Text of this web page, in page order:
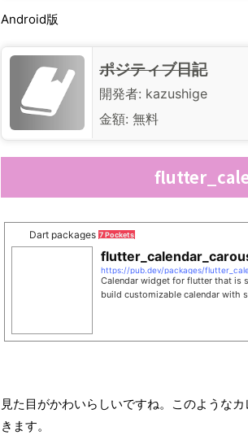
Android版
ポジティブ日記
開発者: kazushige
金額: 無料
Dart packages 7 Pockets
https://pub.dev/packages/
Calendar widget for flutter that is
build customizable calendar with
見た目がかわいらしいですね。このような
きます。